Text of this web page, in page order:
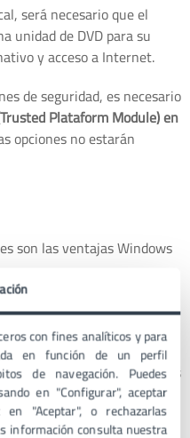
será necesario que el
unidad de DVD para su
y acceso a Internet.
de seguridad, es necesario
Plataform Module) en
opciones no estarán
son las ventajas Windows
lugar a dudas una de las
SO para servidores. Es
lo cual facilita en
y programadores
grandes Sistemas
con fines analíticos y para
en función de un perfil
de navegación. Puedes
en "Configurar", aceptar
"Aceptar", o rechazarlas
información consulta nuestra